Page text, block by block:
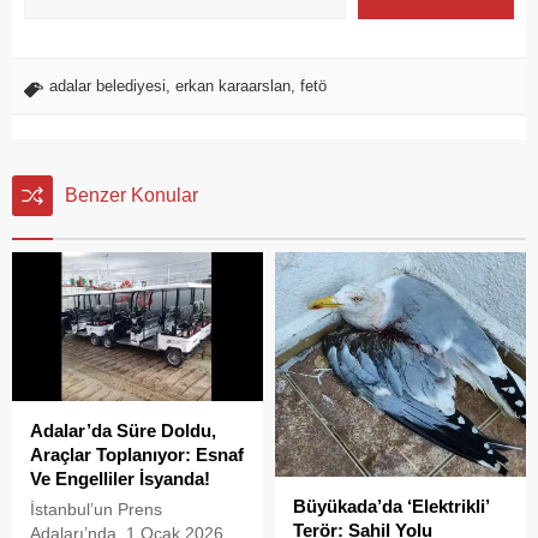
adalar belediyesi erkan karaarslan fetö
Benzer Konular
Adalar’da Süre Doldu,
Araçlar Toplanıyor: Esnaf
Ve Engelliler İsyanda!
İstanbul’un Prens
Adaları’nda, 1 Ocak 2026
Büyükada’da ‘Elektrikli’
Terör: Sahil Yolu